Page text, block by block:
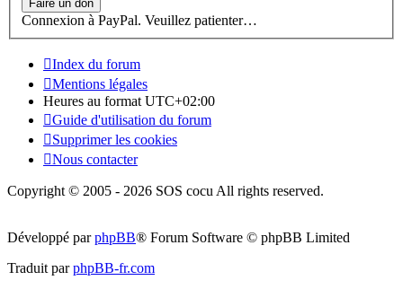
Connexion à PayPal. Veuillez patienter…
Index du forum
Mentions légales
Heures au format UTC+02:00
Guide d'utilisation du forum
Supprimer les cookies
Nous contacter
Copyright © 2005 - 2026 SOS cocu All rights reserved.
Développé parphpBB® Forum Software © phpBB Limited
Traduit parphpBB-fr.com